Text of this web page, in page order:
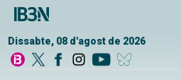
Dissabte, 08 d'agost de 2026